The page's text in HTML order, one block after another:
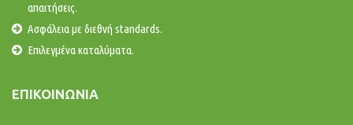
απαιτήσεις.
Ασφάλεια με διεθνή standards.
Επιλεγμένα καταλύματα.
ΕΠΙΚΟΙΝΩΝΊΑ